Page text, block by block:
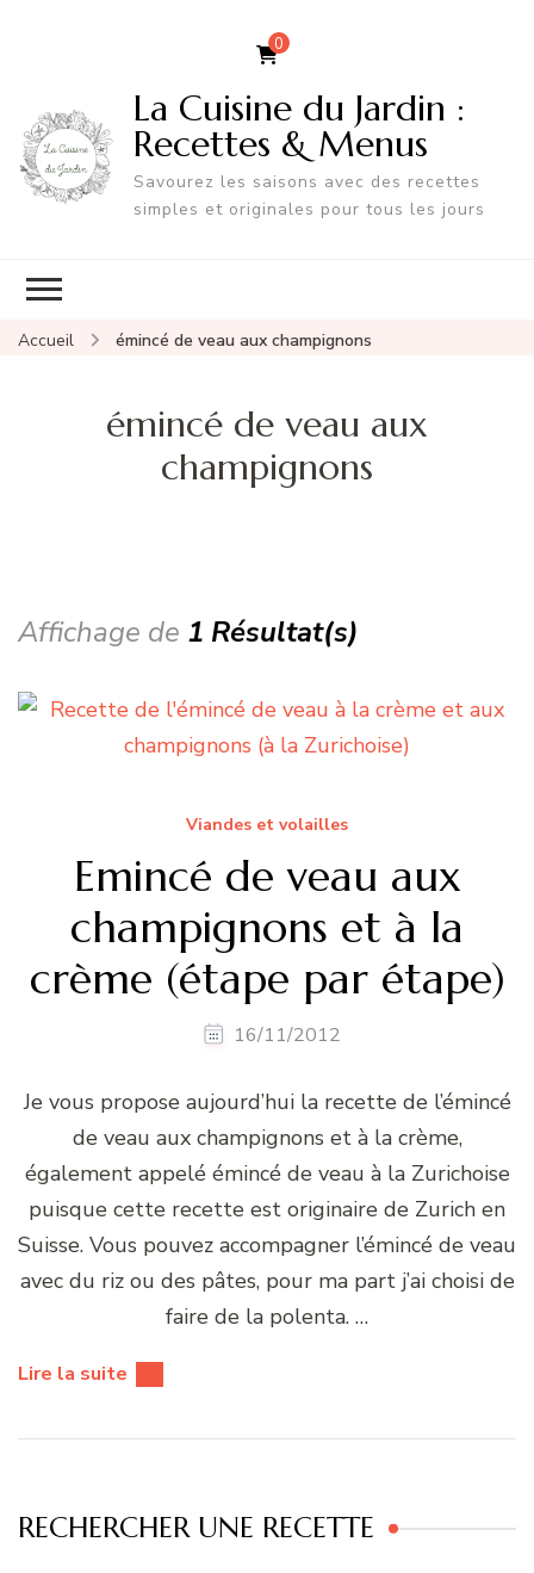
0
La Cuisine du Jardin :
Recettes & Menus
Savourez les saisons avec des recettes
simples et originales pour tous les jours
Accueil émincé de veau aux champignons
émincé de veau aux
champignons
Affichage de 1 Résultat(s)
Viandes et volailles
Emincé de veau aux
champignons et à la
crème (étape par étape)
16/11/2012
Je vous propose aujourd’hui la recette de l’émincé
de veau aux champignons et à la crème,
également appelé émincé de veau à la Zurichoise
puisque cette recette est originaire de Zurich en
Suisse. Vous pouvez accompagner l’émincé de veau
avec du riz ou des pâtes, pour ma part j’ai choisi de
faire de la polenta. …
Lire la suite
RECHERCHER UNE RECETTE